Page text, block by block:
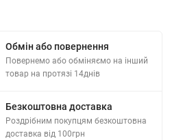
Обмін або повернення
Повернемо або обміняємо на інший
товар на протязі 14днів
Безкоштовна доставка
Роздрібним покупцям безкоштовна
доставка від 100грн